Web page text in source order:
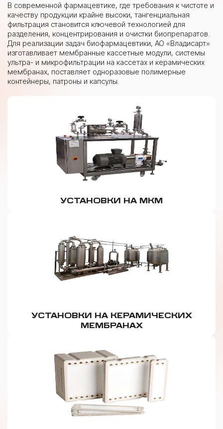
В современной фармацевтике, где требования к чистоте и
качеству продукции крайне высоки, тангенциальная
фильтрация становится ключевой технологией для
разделения, концентрирования и очистки биопрепаратов.
Для реализации задач биофармацевтики, АО «Владисарт»
изготавливает мембранные кассетные модули, системы
ультра- и микрофильтрации на кассетах и керамических
мембранах, поставляет одноразовые полимерные
контейнеры, патроны и капсулы.
УСТАНОВКИ НА МКМ
УСТАНОВКИ НА КЕРАМИЧЕСКИХ
МЕМБРАНАХ